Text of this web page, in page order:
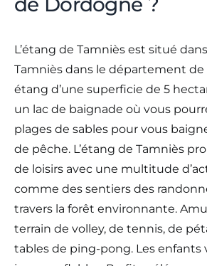
L’étang de Tamniès est situé
Tamniès dans le département de
étang d’une superficie de 5
un lac de baignade où vous
plages de sables pour vous
de pêche. L’étang de Tamniès
de loisirs avec une multitude
comme des sentiers des
travers la forêt environnante.
terrain de volley, de tennis, de
tables de ping-pong. Les enfants